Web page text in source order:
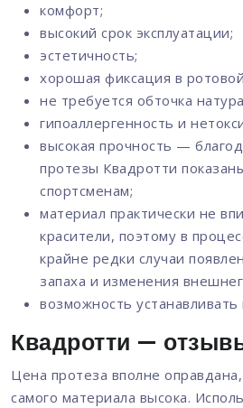
комфорт;
высокий срок эксплуатации;
эстетичность;
хорошая фиксация в
не требуется обточка
гипоаллергенность и
высокая прочность —
протезы Квадротти
спортсменам;
материал практически не
красители, поэтому в
крайне редки случаи
запаха и изменения
возможность
Квадротти —
Цена протеза вполне
самого материала высока.